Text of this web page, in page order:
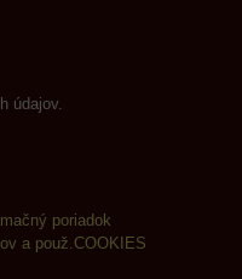
údajov.
poriadok
a použ.COOKIES